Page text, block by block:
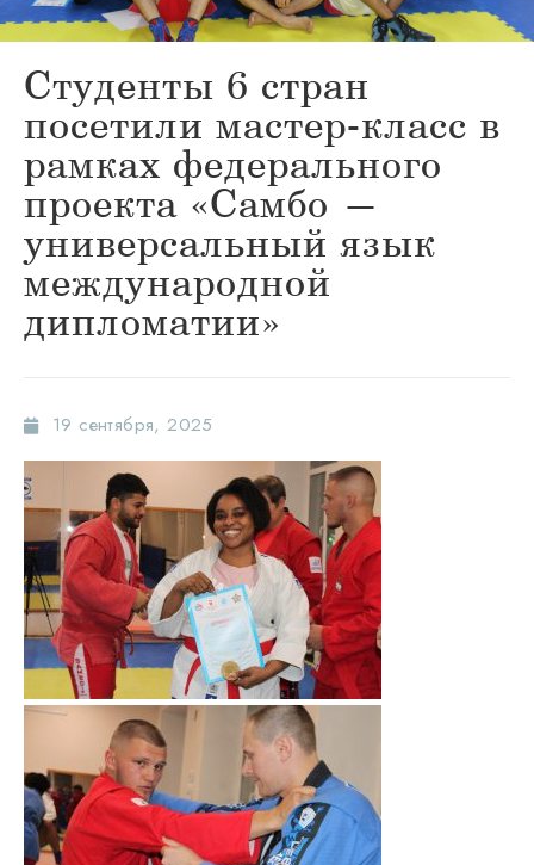
Студенты 6 стран
посетили мастер-класс в
рамках федерального
проекта «Самбо —
универсальный язык
международной
дипломатии»
19 сентября, 2025